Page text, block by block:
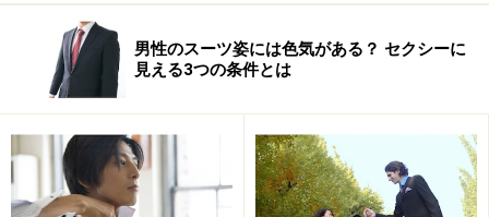
男性のスーツ姿には色気がある？ セクシーに
見える3つの条件とは